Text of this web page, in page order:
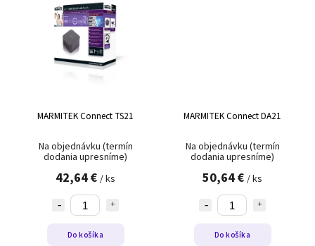
MARMITEK Connect TS21
Na objednávku (termín
dodania upresníme)
42,64 € / ks
Do košíka
MARMITEK Connect DA21
Na objednávku (termín
dodania upresníme)
50,64 € / ks
Do košíka